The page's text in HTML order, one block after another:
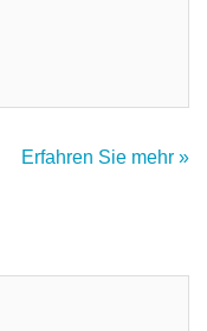
Erfahren Sie mehr »